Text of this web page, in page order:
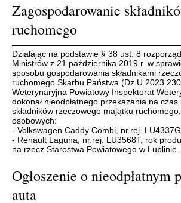
Zagospodarowanie
ruchomego
Działając na podstawie § 38 ust. 8
Ministrów z 21 października 2019 r. w
sposobu gospodarowania składnikami
ruchomego Skarbu Państwa
Weterynaryjna Powiatowy Inspektorat
dokonał nieodpłatnego przekazania na
składników rzeczowego majątku
osobowych:
- Volkswagen Caddy Combi, nr.rej.
- Renault Laguna, nr.rej. LU3568T, rok
na rzecz Starostwa Powiatowego w Lublinie.
Ogłoszenie o nieodpłatnym
auta